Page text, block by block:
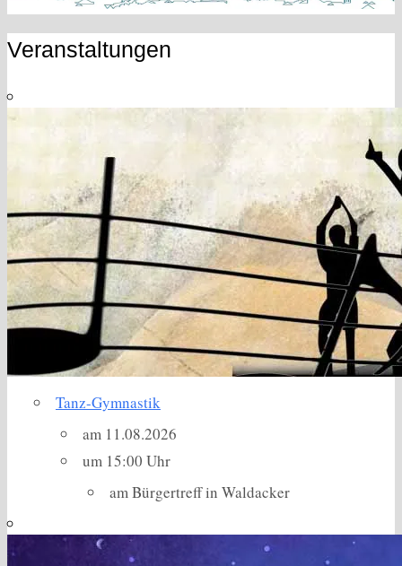
Veranstaltungen
Tanz-Gymnastik
am 11.08.2026
um 15:00 Uhr
am Bürgertreff in Waldacker